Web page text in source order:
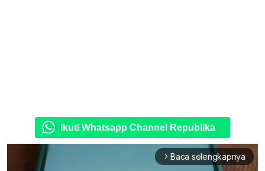
Ikuti Whatsapp Channel Republika
arrow_forward_ios Baca selengkapnya